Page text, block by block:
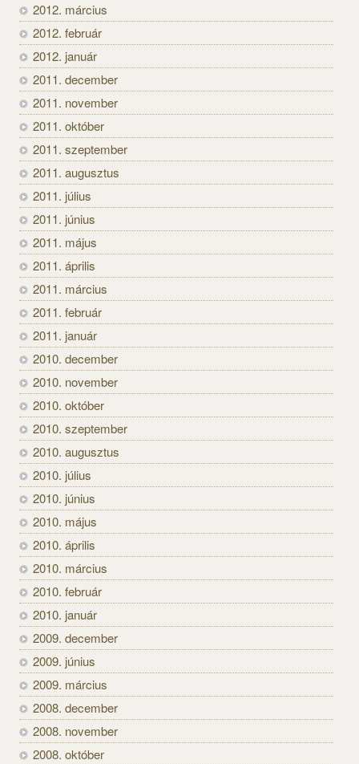
2012. március
2012. február
2012. január
2011. december
2011. november
2011. október
2011. szeptember
2011. augusztus
2011. július
2011. június
2011. május
2011. április
2011. március
2011. február
2011. január
2010. december
2010. november
2010. október
2010. szeptember
2010. augusztus
2010. július
2010. június
2010. május
2010. április
2010. március
2010. február
2010. január
2009. december
2009. június
2009. március
2008. december
2008. november
2008. október